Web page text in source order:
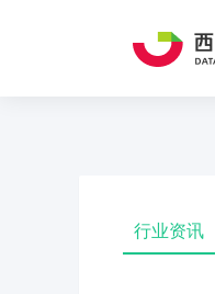
行业资讯